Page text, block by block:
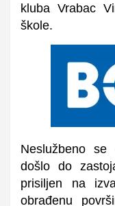
kluba Vrabac
škole.
Neslužbeno
došlo do
prisiljen na
obrađenu